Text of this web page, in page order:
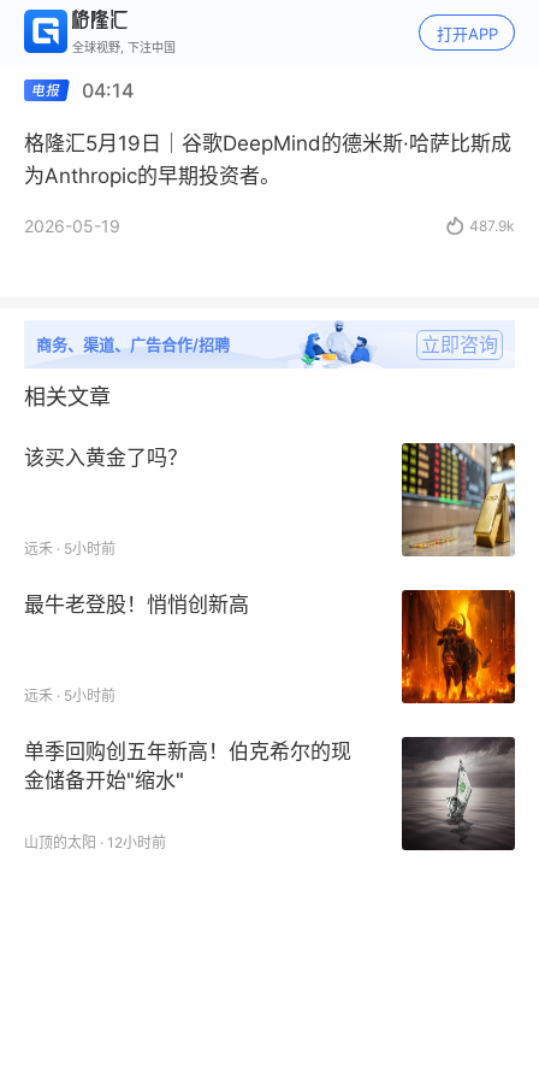
全球视野, 下注中国
打开APP
04:14
格隆汇5月19日｜谷歌DeepMind的德米斯·哈萨比斯成
为Anthropic的早期投资者。
2026-05-19  487.9k
商务、渠道、广告合作/招聘 立即咨询
相关文章
该买入黄金了吗？
远禾 · 5小时前
最牛老登股！悄悄创新高
远禾 · 5小时前
单季回购创五年新高！伯克希尔的现
金储备开始"缩水"
山顶的太阳 · 12小时前